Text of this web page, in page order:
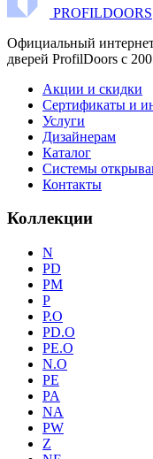
PROFILDOORS
Официальный
дверей ProfilDoors c
Акции и скидки
Сертификаты и
Услуги
Дизайнерам
Каталог
Системы
Контакты
Коллекции
N
PD
PM
P
P.O
PD.O
PE.O
N.O
PE
PA
NA
PW
Z